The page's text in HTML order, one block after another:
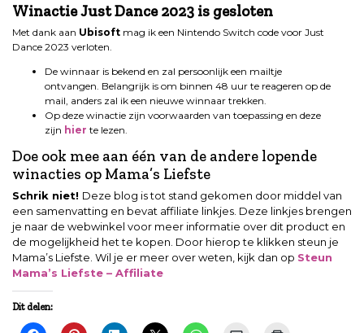
Winactie Just Dance 2023 is gesloten
Met dank aan Ubisoft mag ik een Nintendo Switch code voor Just
Dance 2023 verloten.
De winnaar is bekend en zal persoonlijk een mailtje
ontvangen. Belangrijk is om binnen 48 uur te reageren op de
mail, anders zal ik een nieuwe winnaar trekken.
Op deze winactie zijn voorwaarden van toepassing en deze
zijn hier te lezen.
Doe ook mee aan één van de andere lopende
winacties op Mama’s Liefste
Schrik niet! Deze blog is tot stand gekomen door middel van
een samenvatting en bevat affiliate linkjes. Deze linkjes brengen
je naar de webwinkel voor meer informatie over dit product en
de mogelijkheid het te kopen. Door hierop te klikken steun je
Mama’s Liefste. Wil je er meer over weten, kijk dan op Steun
Mama’s Liefste – Affiliate
Dit delen: